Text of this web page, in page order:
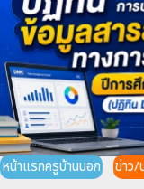
หน้าแรกครูบ้านนอก ข่าว/